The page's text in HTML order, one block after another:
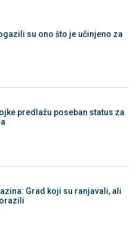
su ono što je učinjeno za
predlažu poseban status za
Grad koji su ranjavali, ali